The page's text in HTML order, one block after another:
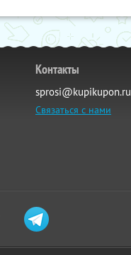
Контакты
sprosi@kupikupon.ru
Связаться с нами